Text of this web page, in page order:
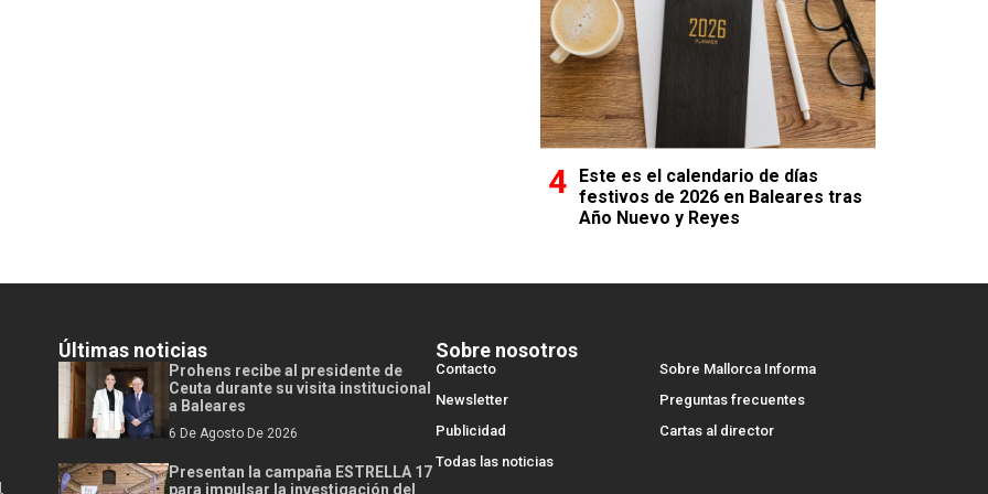
Este es el calendario de días
festivos de 2026 en Baleares tras
Año Nuevo y Reyes
Últimas noticias
Prohens recibe al presidente de
Ceuta durante su visita institucional
a Baleares
6 De Agosto De 2026
Presentan la campaña ESTRELLA 17
para impulsar la investigación del
Sobre nosotros
Contacto
Sobre Mallorca Informa
Newsletter
Preguntas frecuentes
Publicidad
Cartas al director
Todas las noticias